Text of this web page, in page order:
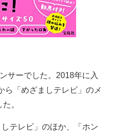
サーでした。2018年に入
ら「めざましテレビ」のメ
。
テレビ」のほか、「ホン